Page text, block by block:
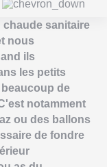
chaude sanitaire
nous
ils
les petits
de
notamment
ou des ballons
de fondre